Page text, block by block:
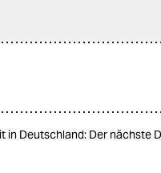
in Deutschland: Der nächste